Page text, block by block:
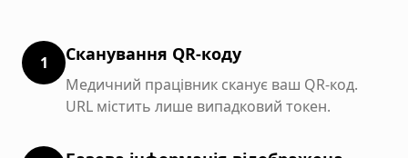
1 Сканування QR-коду
Медичний працівник сканує ваш QR-код.
URL містить лише випадковий токен.